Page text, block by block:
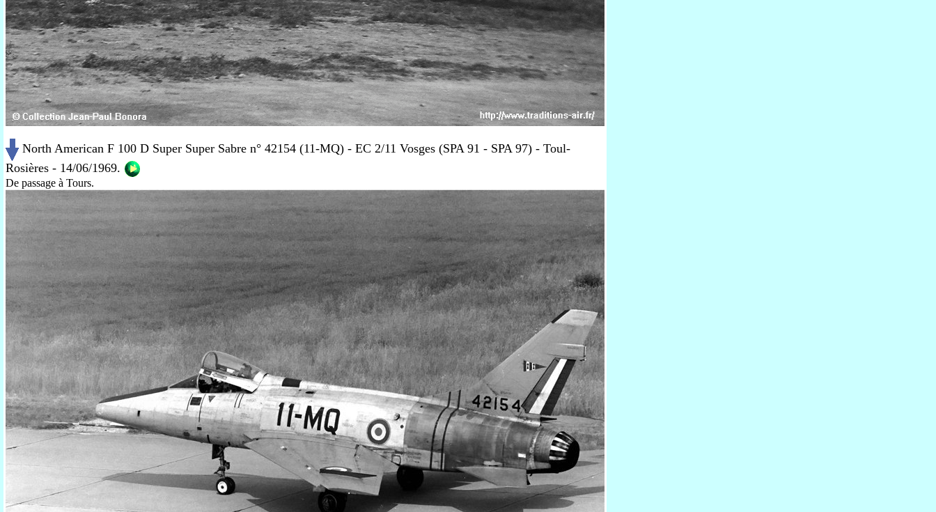
North American F 100 D Super Super Sabre n° 42154 (11-MQ) - EC 2/11 Vosges (SPA 91 - SPA 97) - Toul-
Rosières - 14/06/1969.
De passage à Tours.